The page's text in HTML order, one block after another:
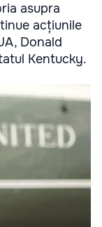
asupra
acțiunile
Donald
Kentucky.